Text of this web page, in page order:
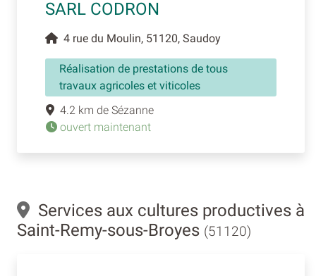
SARL CODRON
4 rue du Moulin, 51120, Saudoy
Réalisation de prestations de tous
travaux agricoles et viticoles
4.2 km de Sézanne
ouvert maintenant
Services aux cultures productives à
Saint-Remy-sous-Broyes (51120)